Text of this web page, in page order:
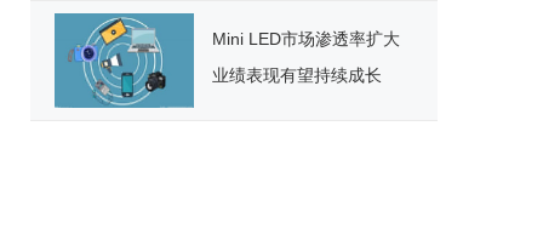
Mini LED市场渗透率扩大
业绩表现有望持续成长